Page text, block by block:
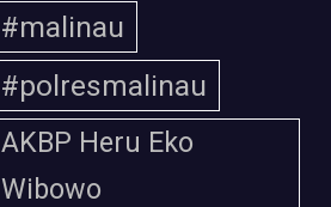
#malinau
#polresmalinau
AKBP Heru Eko
Wibowo